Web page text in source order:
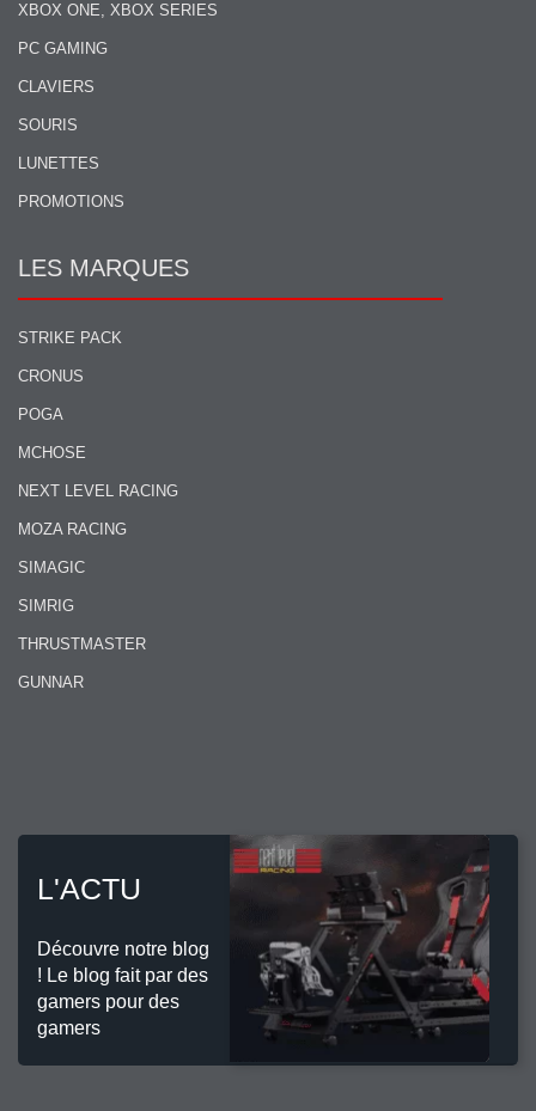
XBOX ONE, XBOX SERIES
PC GAMING
CLAVIERS
SOURIS
LUNETTES
PROMOTIONS
LES MARQUES
STRIKE PACK
CRONUS
POGA
MCHOSE
NEXT LEVEL RACING
MOZA RACING
SIMAGIC
SIMRIG
THRUSTMASTER
GUNNAR
L'ACTU
Découvre notre blog
! Le blog fait par des
gamers pour des
gamers